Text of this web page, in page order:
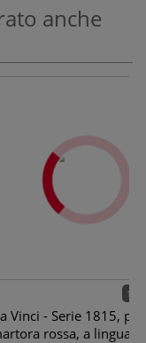
anche
17
Vinci - Serie 1815,
rossa, a lingua